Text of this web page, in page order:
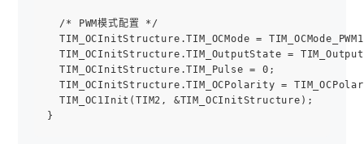
/* PWM模式配置 */
TIM_OCInitStructure.TIM_OCMode =
TIM_OCInitStructure.TIM_OutputState =
TIM_OCInitStructure.TIM_Pulse = 0;
TIM_OCInitStructure.TIM_OCPolarity =
TIM_OC1Init(TIM2, &TIM_OCInitStructure);